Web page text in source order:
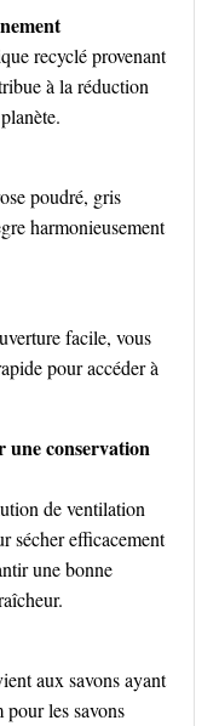
recyclé provenant
à la réduction
poudré, gris
harmonieusement
facile, vous
pour accéder à
une conservation
de ventilation
sécher efficacement
une bonne
aux savons ayant
les savons